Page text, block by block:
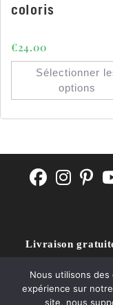
coloris
€24.00
Sélectionner
options
Livraison
Nous utilisons des
expérience sur
site, nous